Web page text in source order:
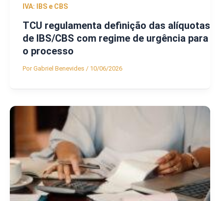
IVA: IBS e CBS
TCU regulamenta definição das alíquotas
de IBS/CBS com regime de urgência para
o processo
PorGabriel Benevides / 10/06/2026